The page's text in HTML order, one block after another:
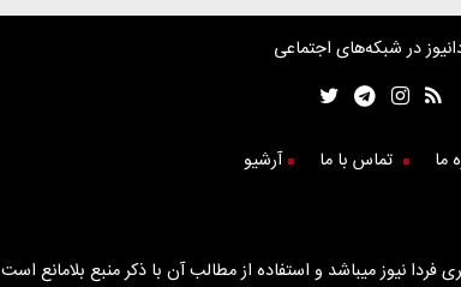
در شبکه‌های اجتماعی
ما تماس با ما آرشیو
نیوز میباشد و استفاده از مطالب آن با ذکر منبع بلامانع است